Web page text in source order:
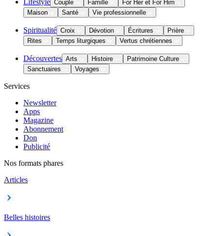
Lifestyle Couple Famille
For Her et For Him
Maison
Santé Vie professionnelle
Spiritualité Croix Dévotion Écritures
Prière
Rites
Temps liturgiques Vertus chrétiennes
Découvertes Arts Histoire
Patrimoine Culture
Sanctuaires
Voyages
Services
Newsletter
Apps
Magazine
Abonnement
Don
Publicité
Nos formats phares
Articles
Belles histoires